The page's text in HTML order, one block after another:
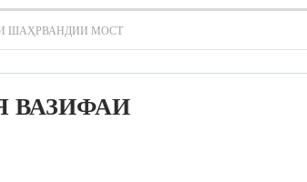
ШАҲРВАНДИИ МОСТ
ВАЗИФАИ